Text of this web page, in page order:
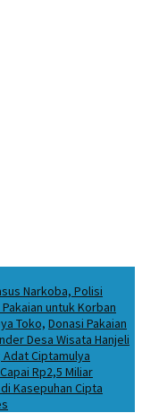
Narkoba, Polisi
untuk Korban
Toko, Donasi Pakaian
Desa Wisata Hanjeli
Ciptamulya
Rp2,5 Miliar
Kasepuhan Cipta